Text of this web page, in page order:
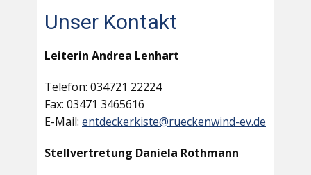
Unser Kontakt
Leiterin Andrea Lenhart
Telefon: 034721 22224
Fax: 03471 3465616
E-Mail: entdeckerkiste@rueckenwind-ev.de
Stellvertretung Daniela Rothmann